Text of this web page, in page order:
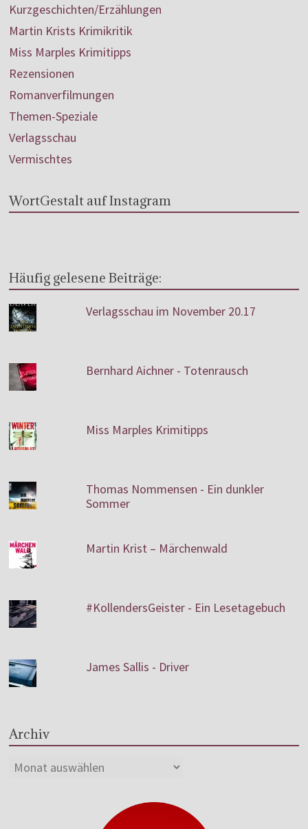
Kurzgeschichten/Erzählungen
Martin Krists Krimikritik
Miss Marples Krimitipps
Rezensionen
Romanverfilmungen
Themen-Speziale
Verlagsschau
Vermischtes
WortGestalt auf Instagram
Häufig gelesene Beiträge:
Verlagsschau im November 20.17
Bernhard Aichner - Totenrausch
Miss Marples Krimitipps
Thomas Nommensen - Ein dunkler
Sommer
Martin Krist – Märchenwald
#KollendersGeister - Ein Lesetagebuch
James Sallis - Driver
Archiv